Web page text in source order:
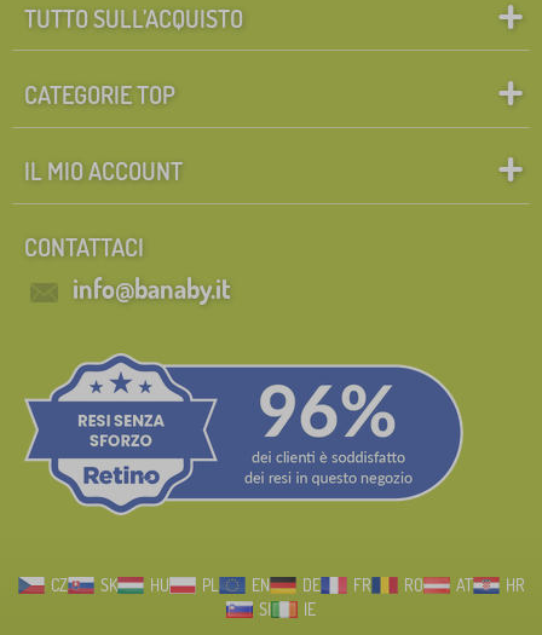
TUTTO SULL’ACQUISTO
CATEGORIE TOP
IL MIO ACCOUNT
CONTATTACI
info@banaby.it
CZ SK HU PL EN DE FR RO AT
HR
SI
IE